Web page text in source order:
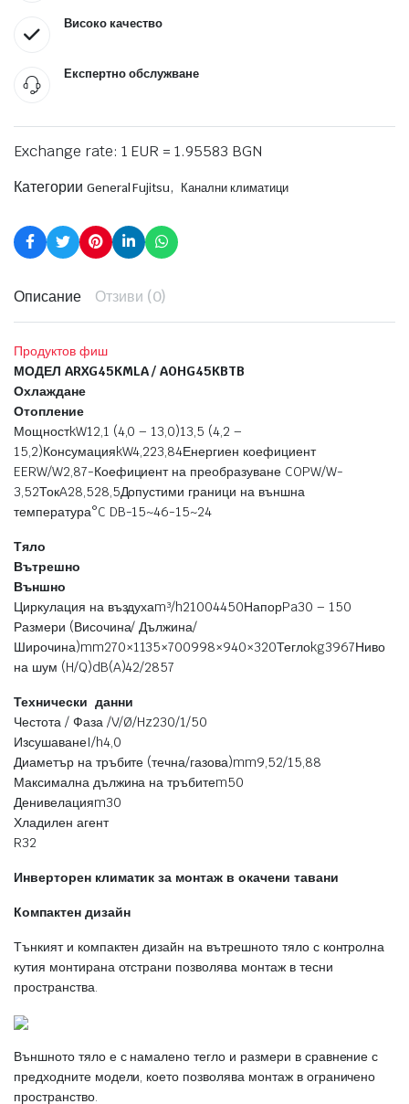
Високо качество
Експертно обслужване
Exchange rate: 1 EUR = 1.95583 BGN
Категории General Fujitsu, Канални климатици
Описание Отзиви (0)
Продуктов фиш
МОДЕЛ ARXG45KMLA / AOHG45KBTB
Охлаждане
Отопление
МощностkW12,1 (4,0 – 13,0)13,5 (4,2 –
15,2)КонсумацияkW4,223,84Енергиен коефициент
EERW/W2,87-Коефициент на преобразуване COPW/W-
3,52ТокA28,528,5Допустими граници на външна
температура°C DB-15~46-15~24
Тяло
Вътрешно
Външно
Циркулация на въздухаm³/h21004450НапорPa30 – 150
Размери (Височина/ Дължина/
Широчина)mm270×1135×700998×940×320Теглоkg3967Ниво
на шум (H/Q)dB(A)42/2857
Технически данни
Честота / Фаза /V/Ø/Hz230/1/50
ИзсушаванеI/h4,0
Диаметър на тръбите (течна/газова)mm9,52/15,88
Максимална дължина на тръбитеm50
Денивелацияm30
Хладилен агент
R32
Инверторен климатик за монтаж в окачени тавани
Компактен дизайн
Тънкият и компактен дизайн на вътрешното тяло с контролна
кутия монтирана отстрани позволява монтаж в тесни
пространства.
Външното тяло е с намалено тегло и размери в сравнение с
предходните модели, което позволява монтаж в ограничено
пространство.